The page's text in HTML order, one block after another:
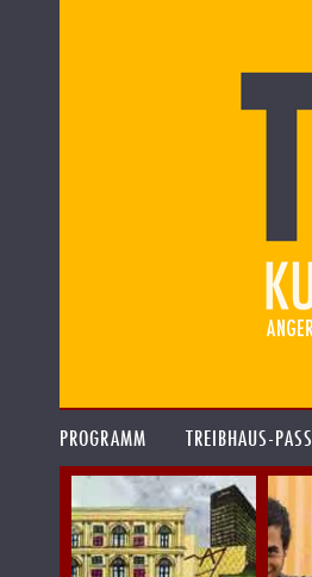
PROGRAMM TREIBHAUS-PASS